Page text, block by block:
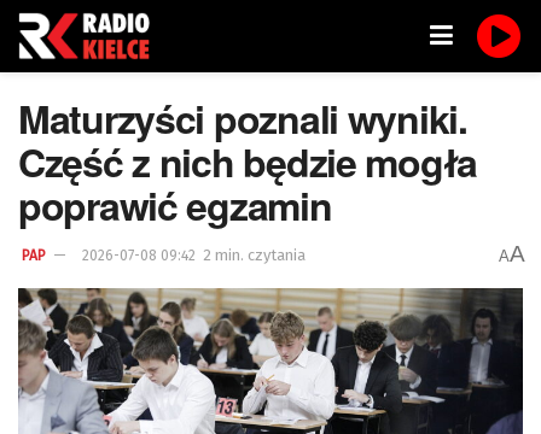
Maturzyści poznali wyniki.
Część z nich będzie mogła
poprawić egzamin
PAP 2026-07-08 09:42 2 min. czytania AA